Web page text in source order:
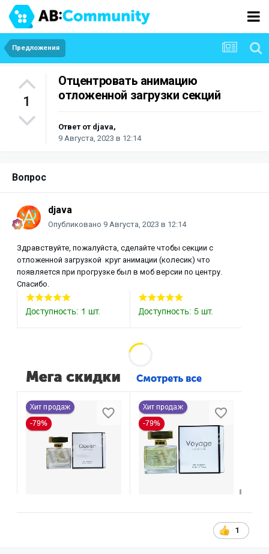
Предложения
1
Отцентровать анимацию
отложенной загрузки секций
Ответ от djava,
9 Августа, 2023 в 12:14
Вопрос
djava
Опубликовано 9 Августа, 2023 в 12:14
Здравствуйте, пожалуйста, сделайте чтобы секции с
отложенной загрузкой круг анимации (колесик) что
появляется при прогрузке был в моб версии по центру.
Спасибо.
1